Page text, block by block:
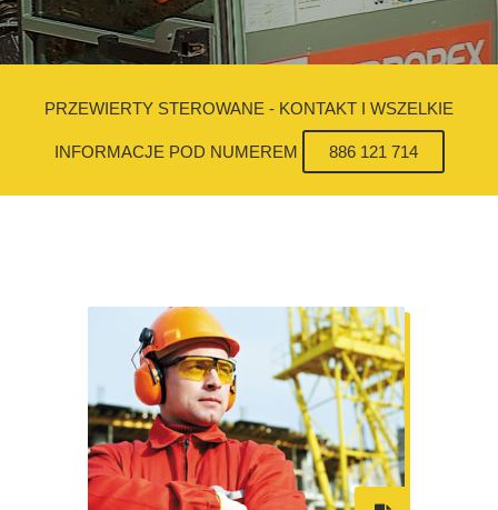
PRZEWIERTY STEROWANE - KONTAKT I WSZELKIE
INFORMACJE POD NUMEREM 886 121 714